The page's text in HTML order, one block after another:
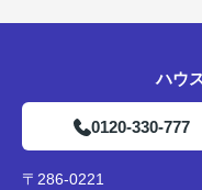
ハウ
0120-330-777
〒286-0221